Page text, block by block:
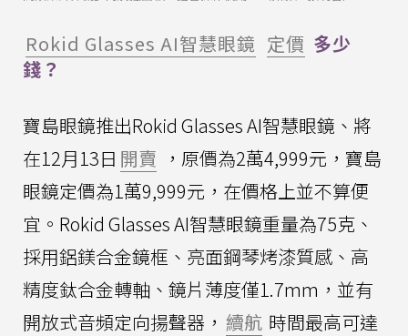
Rokid Glasses AI智慧眼鏡 定價 多少
錢？
寶島眼鏡推出Rokid Glasses AI智慧眼鏡、將
在12月13日 開賣 ，原價為2萬4,999元，寶島
眼鏡定價為1萬9,999元，在價格上並不算便
宜。Rokid Glasses AI智慧眼鏡重量為75克、
採用鋁鎂合金鏡框、亮面鋼琴烤漆質感、高
精度鈦合金轉軸、鏡片薄度僅1.7mm，並有
開放式音頻定向揚聲器， 續航 時間最高可達